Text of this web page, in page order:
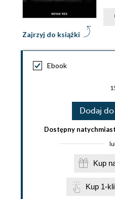
Zajrzyj do książki
Ebook
Dodaj
Dostępny
Kup 1-